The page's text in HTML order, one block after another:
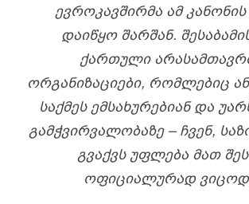
ᲔᲕᲠᲝᲙᲐᲕᲨᲘᲠᲛᲐ ᲐᲛ
ᲓᲐᲘᲬᲧᲝ ᲨᲐᲠᲨᲐᲜ.
ᲥᲐᲠᲗᲣᲚᲘ
ᲝᲠᲒᲐᲜᲘᲖᲐᲪᲘᲔᲑᲘ, ᲠᲝᲛᲚᲔᲑᲘᲪ
ᲡᲐᲥᲛᲔᲡ ᲔᲛᲡᲐᲮᲣᲠᲔᲑᲘᲐᲜ ᲓᲐ
ᲒᲐᲛᲭᲕᲘᲠᲕᲐᲚᲝᲑᲐᲖᲔ – ᲩᲕᲔᲜ,
ᲒᲕᲐᲥᲕᲡ ᲣᲤᲚᲔᲑᲐ ᲛᲐᲗ
ᲝᲤᲘᲪᲘᲐᲚᲣᲠᲐᲓ